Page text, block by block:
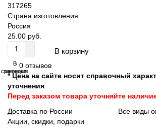
317265
Страна изготовления:
Россия
25.00 руб.
В корзину
В
закладки
В
сравнение
0 отзывов
* Цена на сайте носит справочный
уточнения
Перед заказом товара уточняйте
Доставка по России
Все виды
Акции, скидки, подарки